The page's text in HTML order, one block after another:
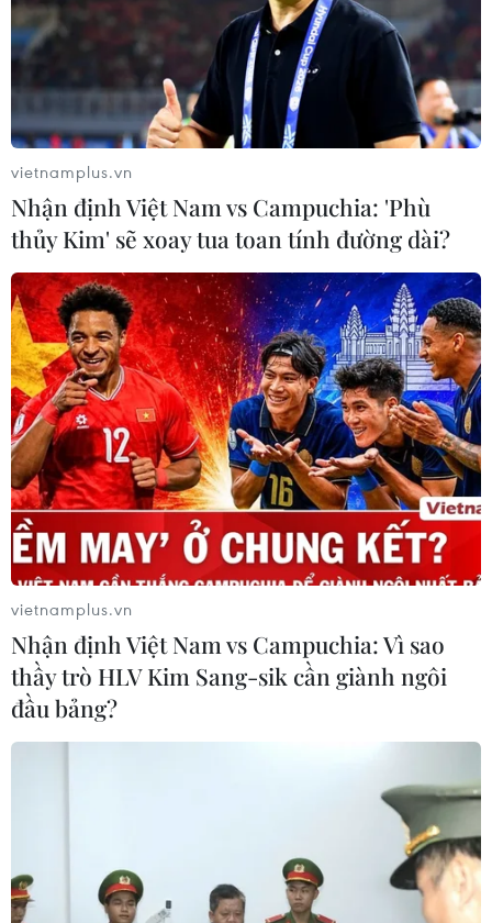
Dự báo: Đợt nắng nóng gay gắt khu vực
Đông Bắc Bộ sẽ kết thúc vào 23/5
21/05/2023 23:12
Trước khi đợt nắng nóng gay gắt ở Đông Bắc Bộ kết
thúc, dự kiến vào ngày mai, 23/5, hôm nay thời tiết vô
cùng khó chịu, oi, độ ẩm cao do ảnh hưởng phơn, nắng
gay gắt, nền nhiệt phổ biến 36-39 độ C.
vietnamplus.vn
Nhận định Việt Nam vs Campuchia: 'Phù
thủy Kim' sẽ xoay tua toan tính đường dài?
vietnamplus.vn
Nhận định Việt Nam vs Campuchia: Vì sao
thầy trò HLV Kim Sang-sik cần giành ngôi
đầu bảng?